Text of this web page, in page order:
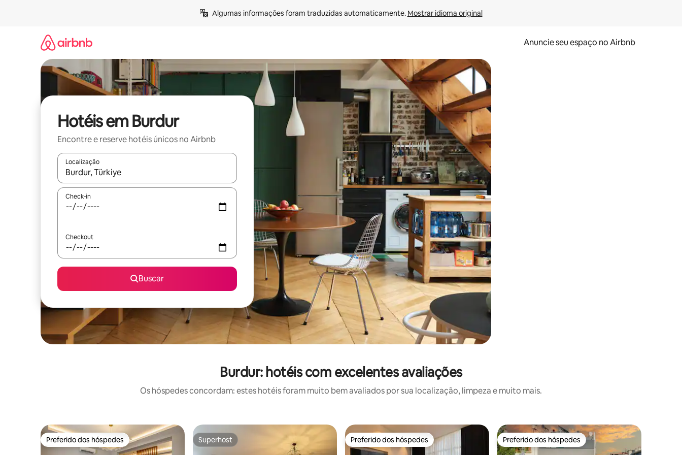
Algumas informações foram traduzidas automaticamente. Mostrar idioma original
Anuncie seu espaço no Airbnb
Hotéis em Burdur
Encontre e reserve hotéis únicos no Airbnb
Localização
Quando os resultados estiverem disponíveis, explore-os usando as seta para cima e para baixo do teclado ou tocando e deslizando o dedo na tela.
Check-in
Checkout
Buscar
Burdur: hotéis com excelentes avaliações
Os hóspedes concordam: estes hotéis foram muito bem avaliados por sua localização, limpeza e muito mais.
Preferido dos hóspedes
Preferido dos hóspedes Superhost
Superhost Preferido dos hóspedes
Preferido dos hóspedes Preferido dos hóspedes
Preferido dos hóspedes